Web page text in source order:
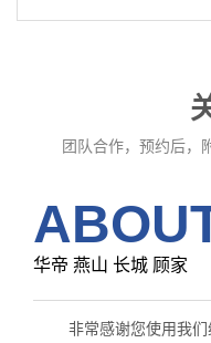
团队合作，预约后，
华帝 燕山 长城 顾家
非常感谢您使用我们